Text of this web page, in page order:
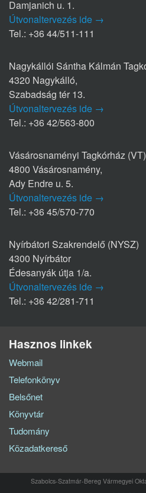
Damjanich u. 1.
Útvonaltervezés ide →
Tel.: +36 44/511-111
Nagykállói Sántha Kálmán
4320 Nagykálló,
Szabadság tér 13.
Útvonaltervezés ide →
Tel.: +36 42/563-800
Vásárosnaményi Tagkórház (VT)
4800 Vásárosnamény,
Ady Endre u. 5.
Útvonaltervezés ide →
Tel.: +36 45/570-770
Nyírbátori Szakrendelő (NYSZ)
4300 Nyírbátor
Édesanyák útja 1/a.
Útvonaltervezés ide →
Tel.: +36 42/281-711
Hasznos linkek
Webmail
Telefonkönyv
Belsőnet
Könyvtár
Tudomány
Közadatkereső
Szabolcs-Szatmár-Bereg Vármegyei